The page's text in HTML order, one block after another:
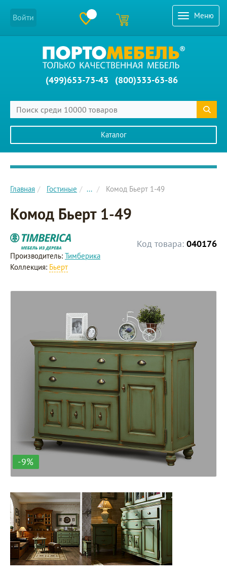
Меню
Войти
(499)653-73-43 (800)333-63-86
Каталог
Главное меню сайта
Главная Гостиные ... Комод Бьерт 1-49
Комод Бьерт 1-49
Код товара: 040176
Производитель: Тимберика
Коллекция: Бьерт
-9%